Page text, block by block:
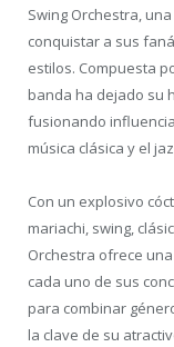
Swing Orchestra,
conquistar a sus
estilos. Compuesta
banda ha dejado su
fusionando
música clásica y el
Con un explosivo
mariachi, swing,
Orchestra ofrece
cada uno de sus
para combinar
la clave de su